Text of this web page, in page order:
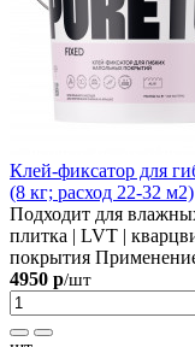
Клей-фиксатор для
(8 кг; расход 22-32 м2)
Подходит для
плитка | LVT |
покрытия
4950 р/шт